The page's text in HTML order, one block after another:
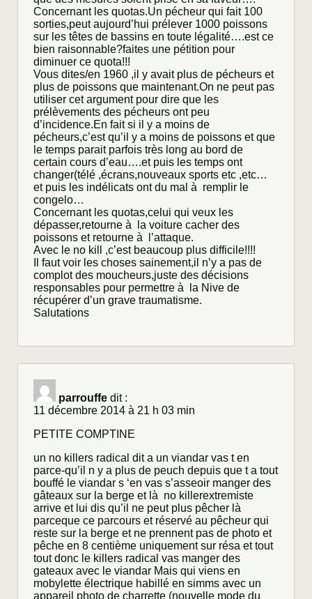
Concernant les quotas.Un pécheur qui fait 100
sorties,peut aujourd’hui prélever 1000 poissons
sur les têtes de bassins en toute légalité….est ce
bien raisonnable?faites une pétition pour
diminuer ce quota!!!
Vous dites/en 1960 ,il y avait plus de pécheurs et
plus de poissons que maintenant.On ne peut pas
utiliser cet argument pour dire que les
prélèvements des pécheurs ont peu
d’incidence.En fait si il y a moins de
pécheurs,c’est qu’il y a moins de poissons et que
le temps parait parfois très long au bord de
certain cours d’eau….et puis les temps ont
changer(télé ,écrans,nouveaux sports etc ,etc…
et puis les indélicats ont du mal à remplir le
congelo…
Concernant les quotas,celui qui veux les
dépasser,retourne à la voiture cacher des
poissons et retourne à l’attaque.
Avec le no kill ,c’est beaucoup plus difficile!!!!
Il faut voir les choses sainement,il n’y a pas de
complot des moucheurs,juste des décisions
responsables pour permettre à la Nive de
récupérer d’un grave traumatisme.
Salutations
parrouffe dit :
11 décembre 2014 à 21 h 03 min
PETITE COMPTINE
un no killers radical dit a un viandar vas t en
parce-qu’il n y a plus de peuch depuis que t a tout
bouffé le viandar s ‘en vas s’asseoir manger des
gâteaux sur la berge et là no killerextremiste
arrive et lui dis qu’il ne peut plus pêcher là
parceque ce parcours et réservé au pêcheur qui
reste sur la berge et ne prennent pas de photo et
pêche en 8 centième uniquement sur résa et tout
tout donc le killers radical vas manger des
gateaux avec le viandar Mais qui viens en
mobylette électrique habillé en simms avec un
appareil photo de charrette (nouvelle mode du